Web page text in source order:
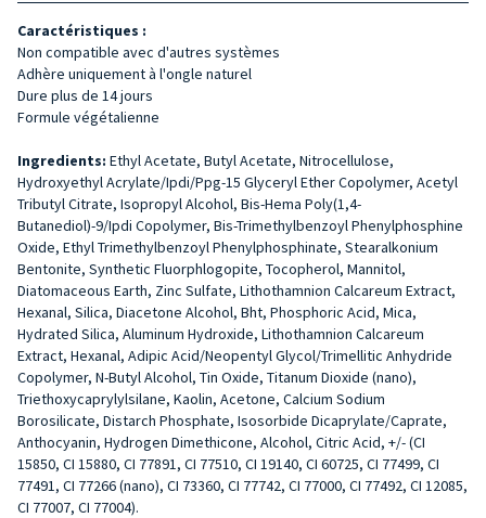
Caractéristiques :
Non compatible avec d'autres systèmes
Adhère uniquement à l'ongle naturel
Dure plus de 14 jours
Formule végétalienne
Ingredients: Ethyl Acetate, Butyl Acetate, Nitrocellulose,
Hydroxyethyl Acrylate/Ipdi/Ppg-15 Glyceryl Ether Copolymer, Acetyl
Tributyl Citrate, Isopropyl Alcohol, Bis-Hema Poly(1,4-
Butanediol)-9/Ipdi Copolymer, Bis-Trimethylbenzoyl Phenylphosphine
Oxide, Ethyl Trimethylbenzoyl Phenylphosphinate, Stearalkonium
Bentonite, Synthetic Fluorphlogopite, Tocopherol, Mannitol,
Diatomaceous Earth, Zinc Sulfate, Lithothamnion Calcareum Extract,
Hexanal, Silica, Diacetone Alcohol, Bht, Phosphoric Acid, Mica,
Hydrated Silica, Aluminum Hydroxide, Lithothamnion Calcareum
Extract, Hexanal, Adipic Acid/Neopentyl Glycol/Trimellitic Anhydride
Copolymer, N-Butyl Alcohol, Tin Oxide, Titanum Dioxide (nano),
Triethoxycaprylylsilane, Kaolin, Acetone, Calcium Sodium
Borosilicate, Distarch Phosphate, Isosorbide Dicaprylate/Caprate,
Anthocyanin, Hydrogen Dimethicone, Alcohol, Citric Acid, +/- (CI
15850, CI 15880, CI 77891, CI 77510, CI 19140, CI 60725, CI 77499, CI
77491, CI 77266 (nano), CI 73360, CI 77742, CI 77000, CI 77492, CI 12085,
CI 77007, CI 77004).